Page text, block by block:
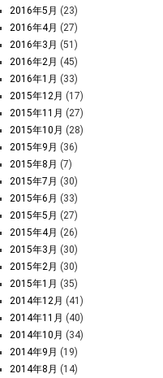
2016年5月 (23)
2016年4月 (27)
2016年3月 (51)
2016年2月 (45)
2016年1月 (33)
2015年12月 (17)
2015年11月 (27)
2015年10月 (28)
2015年9月 (36)
2015年8月 (7)
2015年7月 (30)
2015年6月 (33)
2015年5月 (27)
2015年4月 (26)
2015年3月 (30)
2015年2月 (30)
2015年1月 (35)
2014年12月 (41)
2014年11月 (40)
2014年10月 (34)
2014年9月 (19)
2014年8月 (14)